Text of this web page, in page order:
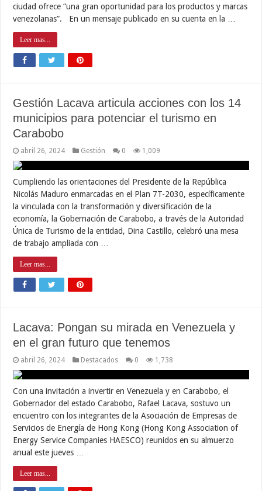
ciudad ofrece “una gran oportunidad para los productos y marcas
venezolanas”. En un mensaje publicado en su cuenta en la …
Leer mas...
Gestión Lacava articula acciones con los 14
municipios para potenciar el turismo en
Carabobo
abril 26, 2024 Gestión 0 1,009
Cumpliendo las orientaciones del Presidente de la República
Nicolás Maduro enmarcadas en el Plan 7T-2030, específicamente
la vinculada con la transformación y diversificación de la
economía, la Gobernación de Carabobo, a través de la Autoridad
Única de Turismo de la entidad, Dina Castillo, celebró una mesa
de trabajo ampliada con …
Leer mas...
Lacava: Pongan su mirada en Venezuela y
en el gran futuro que tenemos
abril 26, 2024 Destacados 0 1,738
Con una invitación a invertir en Venezuela y en Carabobo, el
Gobernador del estado Carabobo, Rafael Lacava, sostuvo un
encuentro con los integrantes de la Asociación de Empresas de
Servicios de Energía de Hong Kong (Hong Kong Association of
Energy Service Companies HAESCO) reunidos en su almuerzo
anual este jueves …
Leer mas...